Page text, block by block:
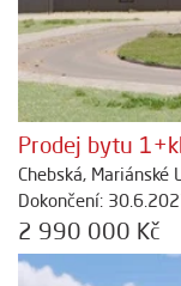
Prodej bytu
Chebská, Mariánské
Dokončení:
2 990 000 Kč